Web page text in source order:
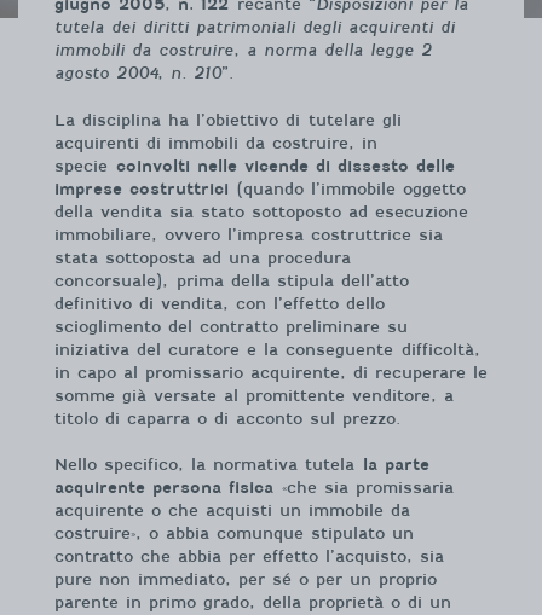
giugno 2005, n. 122 recante “Disposizioni per la
tutela dei diritti patrimoniali degli acquirenti di
immobili da costruire, a norma della legge 2
agosto 2004, n. 210”.
La disciplina ha l’obiettivo di tutelare gli
acquirenti di immobili da costruire, in
specie coinvolti nelle vicende di dissesto delle
imprese costruttrici (quando l’immobile oggetto
della vendita sia stato sottoposto ad esecuzione
immobiliare, ovvero l’impresa costruttrice sia
stata sottoposta ad una procedura
concorsuale), prima della stipula dell’atto
definitivo di vendita, con l’effetto dello
scioglimento del contratto preliminare su
iniziativa del curatore e la conseguente difficoltà,
in capo al promissario acquirente, di recuperare le
somme già versate al promittente venditore, a
titolo di caparra o di acconto sul prezzo.
Nello specifico, la normativa tutela
la parte
acquirente persona fisica «che sia promissaria
acquirente o che acquisti un immobile da
costruire», o abbia comunque stipulato un
contratto che abbia per effetto l’acquisto, sia
pure non immediato, per sé o per un proprio
parente in primo grado, della proprietà o di un